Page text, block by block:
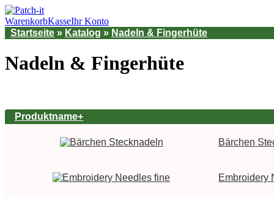
WarenkorbKasseIhr Konto
Startseite » Katalog » Nadeln & Fingerhüte
Nadeln & Fingerhüte
Produktname+
Bärchen
Embroidery